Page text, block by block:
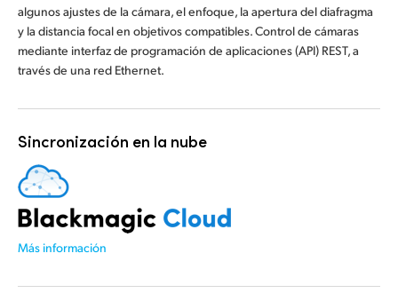
algunos ajustes de la cámara, el enfoque, la apertura del diafragma
y la distancia focal en objetivos compatibles. Control de cámaras
mediante interfaz de programación de aplicaciones (API) REST, a
través de una red Ethernet.
Sincronización en la nube
Más información